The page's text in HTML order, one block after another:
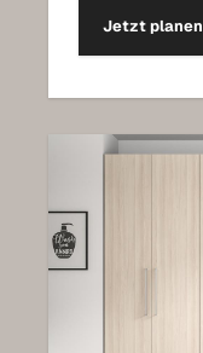
Jetzt planen